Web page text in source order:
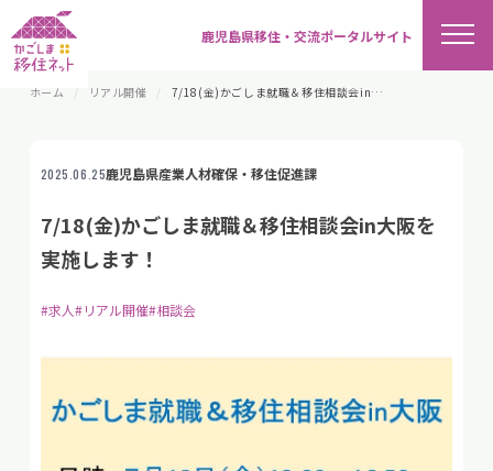
鹿児島県移住・交流ポータルサイト
ホーム リアル開催 7/18(金)かごしま就職＆移住相談会in大阪を実施します！
2025.06.25鹿児島県産業人材確保・移住促進課
7/18(金)かごしま就職＆移住相談会in大阪を
実施します！
#求人#リアル開催#相談会